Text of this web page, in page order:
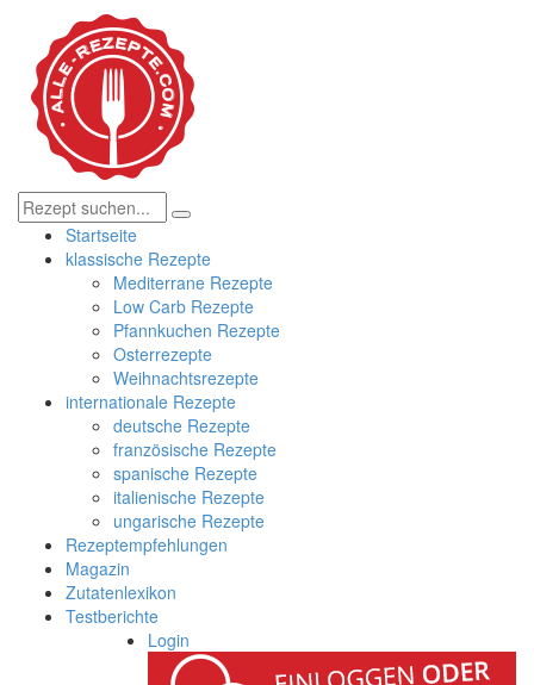
Startseite
klassische Rezepte
Mediterrane Rezepte
Low Carb Rezepte
Pfannkuchen Rezepte
Osterrezepte
Weihnachtsrezepte
internationale Rezepte
deutsche Rezepte
französische Rezepte
spanische Rezepte
italienische Rezepte
ungarische Rezepte
Rezeptempfehlungen
Magazin
Zutatenlexikon
Testberichte
Login